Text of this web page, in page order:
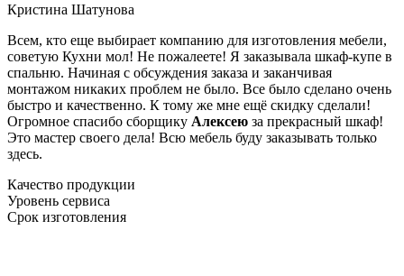
Кристина Шатунова
Всем, кто еще выбирает компанию для изготовления мебели,
советую Кухни мол! Не пожалеете! Я заказывала шкаф-купе в
спальню. Начиная с обсуждения заказа и заканчивая
монтажом никаких проблем не было. Все было сделано очень
быстро и качественно. К тому же мне ещё скидку сделали!
Огромное спасибо сборщику Алексею за прекрасный шкаф!
Это мастер своего дела! Всю мебель буду заказывать только
здесь.
Качество продукции
Уровень сервиса
Срок изготовления